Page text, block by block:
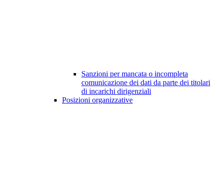
Sanzioni per mancata o incompleta
comunicazione dei dati da parte dei titolari
di incarichi dirigenziali
Posizioni organizzative